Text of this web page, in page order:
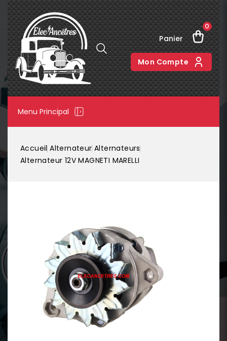
Panier
0
Mon Compte
Menu Principal
Accueil Alternateur Alternateurs
Alternateur 12V MAGNETI MARELLI